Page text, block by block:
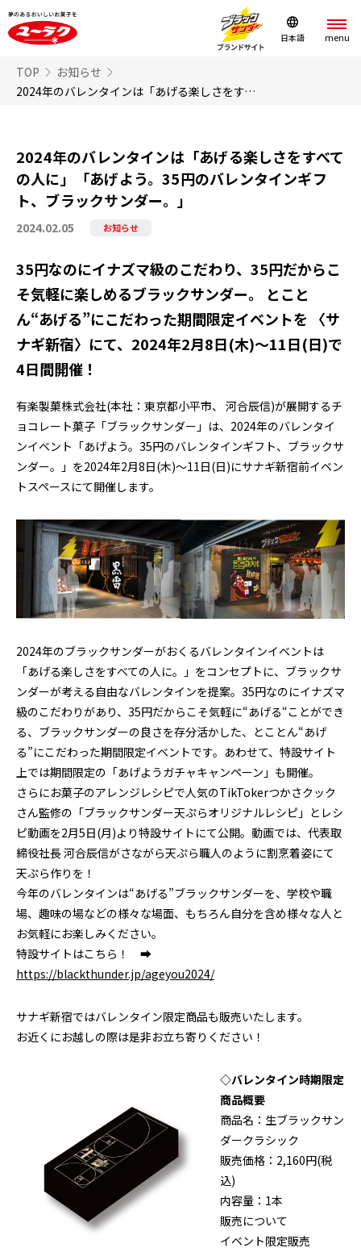
日本語
TOP
お知らせ
2024年のバレンタインは「あげる楽しさをすべての人に」「あげよう。35円のバレンタインギフト、ブラックサンダー。」
2024年のバレンタインは「あげる楽しさをすべて
の人に」「あげよう。35円のバレンタインギフ
ト、ブラックサンダー。」
2024.02.05 お知らせ
35円なのにイナズマ級のこだわり、35円だからこ
そ気軽に楽しめるブラックサンダー。 とこと
ん“あげる”にこだわった期間限定イベントを 〈サ
ナギ新宿〉にて、2024年2月8日(木)～11日(日)で
4日間開催！
有楽製菓株式会社(本社：東京都小平市、 河合辰信)が展開するチ
ョコレート菓子「ブラックサンダー」は、2024年のバレンタイ
ンイベント「あげよう。35円のバレンタインギフト、ブラックサ
ンダー。」を2024年2月8日(木)～11日(日)にサナギ新宿前イベン
トスペースにて開催します。
2024年のブラックサンダーがおくるバレンタインイベントは
「あげる楽しさをすべての人に。」をコンセプトに、ブラックサ
ンダーが考える自由なバレンタインを提案。35円なのにイナズマ
級のこだわりがあり、35円だからこそ気軽に“あげる“ことができ
る、ブラックサンダーの良さを存分活かした、とことん“あげ
る”にこだわった期間限定イベントです。あわせて、特設サイト
上では期間限定の「あげようガチャキャンペーン」も開催。
さらにお菓子のアレンジレシピで人気のTikTokerつかさクック
さん監修の「ブラックサンダー天ぷらオリジナルレシピ」とレシ
ピ動画を2月5日(月)より特設サイトにて公開。動画では、代表取
締役社長 河合辰信がさながら天ぷら職人のように割烹着姿にて
天ぷら作りを！
今年のバレンタインは“あげる”ブラックサンダーを、学校や職
場、趣味の場などの様々な場面、もちろん自分を含め様々な人と
お気軽にお楽しみください。
特設サイトはこちら！ ➡
https://blackthunder.jp/ageyou2024/
サナギ新宿ではバレンタイン限定商品も販売いたします。
お近くにお越しの際は是非お立ち寄りください！
◇バレンタイン時期限定
商品概要
商品名：生ブラックサン
ダークラシック
販売価格：2,160円(税
込)
内容量：1本
販売について
イベント限定販売